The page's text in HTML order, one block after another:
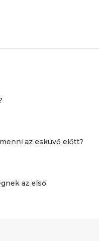
az esküvő előtt?
az első